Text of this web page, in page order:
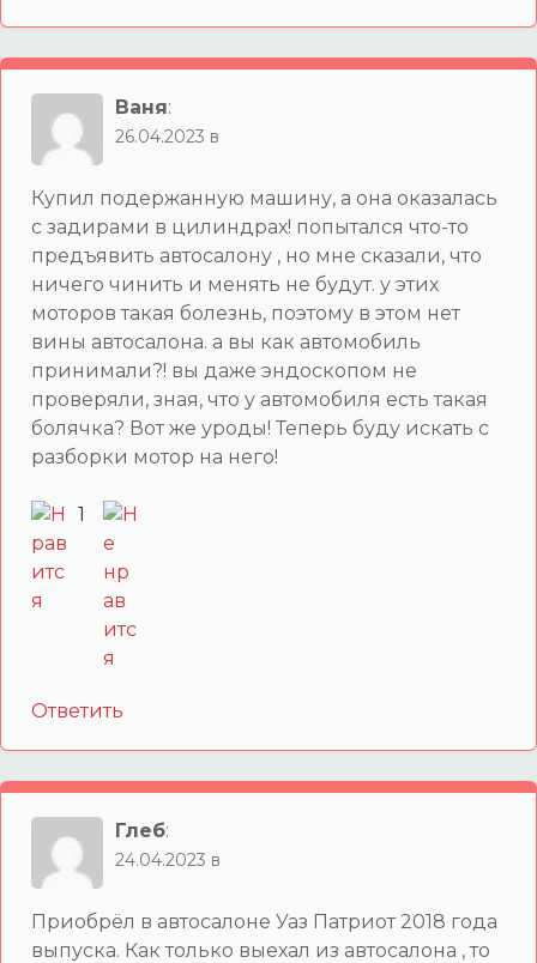
Ваня:
26.04.2023 в
Купил подержанную машину, а она оказалась
с задирами в цилиндрах! попытался что-то
предъявить автосалону , но мне сказали, что
ничего чинить и менять не будут. у этих
моторов такая болезнь, поэтому в этом нет
вины автосалона. а вы как автомобиль
принимали?! вы даже эндоскопом не
проверяли, зная, что у автомобиля есть такая
болячка? Вот же уроды! Теперь буду искать с
разборки мотор на него!
1
Ответить
Глеб:
24.04.2023 в
Приобрёл в автосалоне Уаз Патриот 2018 года
выпуска. Как только выехал из автосалона , то